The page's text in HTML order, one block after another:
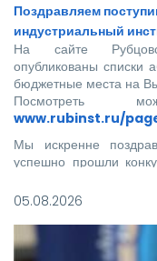
Поздравляем
индустриальный
На сайте
опубликованы списки
бюджетные места на
www.rubinst.ru/
Мы искренне
успешно прошли
05.08.2026